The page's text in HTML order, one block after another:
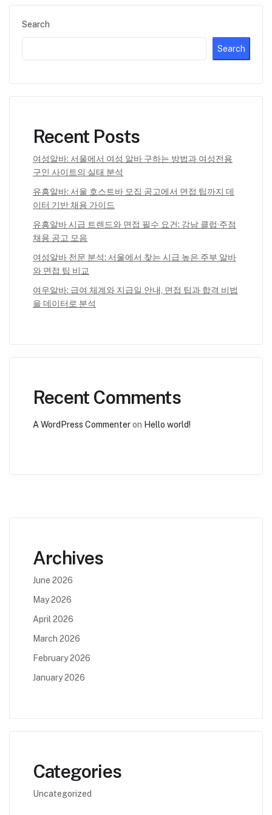
Search
Search
Recent Posts
여성알바: 서울에서 여성 알바 구하는 방법과 여성전용
구인 사이트의 실태 분석
유흥알바: 서울 호스트바 모집 공고에서 면접 팁까지 데
이터 기반 채용 가이드
유흥알바 시급 트렌드와 면접 필수 요건: 강남 클럽·주점
채용 공고 모음
여성알바 전문 분석: 서울에서 찾는 시급 높은 주부 알바
와 면접 팁 비교
여우알바: 급여 체계와 지급일 안내, 면접 팁과 합격 비법
을 데이터로 분석
Recent Comments
A WordPress Commenteron Hello world!
Archives
June 2026
May 2026
April 2026
March 2026
February 2026
January 2026
Categories
Uncategorized